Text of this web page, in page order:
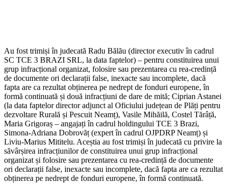
Au fost trimiși în judecată Radu Bălău (director executiv în cadrul
SC TCE 3 BRAZI SRL, la data faptelor) – pentru constituirea unui
grup infracțional organizat, folosire sau prezentarea cu rea-credință
de documente ori declarații false, inexacte sau incomplete, dacă
fapta are ca rezultat obținerea pe nedrept de fonduri europene, în
formă continuată și două infracțiuni de dare de mită; Ciprian Astanei
(la data faptelor director adjunct al Oficiului județean de Plăți pentru
dezvoltare Rurală și Pescuit Neamț), Vasile Mihăilă, Costel Tărâță,
Maria Grigoraș – angajați în cadrul holdingului TCE 3 Brazi,
Simona-Adriana Dobrovăț (expert în cadrul OJPDRP Neamț) și
Liviu-Marius Mititelu. Aceștia au fost trimiși în judecată cu privire la
săvârșirea infracțiunilor de constituirea unui grup infracțional
organizat și folosire sau prezentarea cu rea-credință de documente
ori declarații false, inexacte sau incomplete, dacă fapta are ca rezultat
obținerea pe nedrept de fonduri europene, în formă continuată.